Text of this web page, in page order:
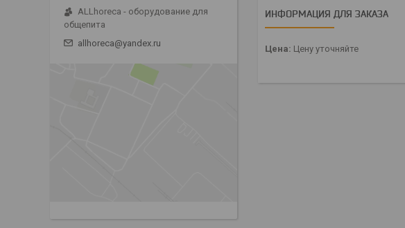
ИНФОРМАЦИЯ ДЛЯ ЗАКАЗА
Цена: Цену уточняйте
ALLhoreca - оборудование для
общепита
allhoreca@yandex.ru